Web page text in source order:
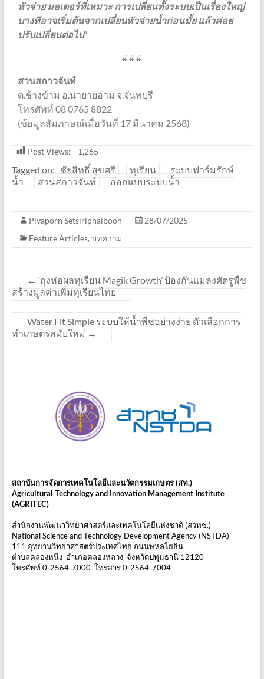
หัวจ่าย มอเตอร์ที่เหมาะ การเปลี่ยนทั้งระบบเป็นเรื่องใหญ่
บางทีอาจเริ่มต้นจากเปลี่ยนหัวจ่ายน้ำก่อนมั้ย แล้วค่อย
ปรับเปลี่ยนต่อไป”
# # #
สวนสกาวจันท์
ต.ช้างข้าม อ.นายายอาม จ.จันทบุรี
โทรศัพท์ 08 0765 8822
(ข้อมูลสัมภาษณ์เมื่อวันที่ 17 มีนาคม 2568)
Post Views: 1,265
Tagged on: ชัยสิทธิ์ สุขศรี ทุเรียน
ระบบฟาร์มรักษ์
น้ำ
สวนสกาวจันท์ ออกแบบระบบน้ำ
Piyaporn Setsiriphaiboon
28/07/2025
Feature Articles,บทความ
← ‘ถุงห่อผลทุเรียน Magik Growth’ ป้องกันแมลงศัตรูพืช
สร้างมูลค่าเพิ่มทุเรียนไทย
Water Fit Simple ระบบให้น้ำพืชอย่างง่าย ตัวเลือกการ
ทำเกษตรสมัยใหม่ →
สถาบันการจัดการเทคโนโลยีและนวัตกรรมเกษตร (สท.)
Agricultural Technology and Innovation Management Institute
(AGRITEC)
สำนักงานพัฒนาวิทยาศาสตร์และเทคโนโลยีแห่งชาติ (สวทช.)
National Science and Technology Development Agency (NSTDA)
111 อุทยานวิทยาศาสตร์ประเทศไทย ถนนพหลโยธิน
ตำบลคลองหนึ่ง อำเภอคลองหลวง จังหวัดปทุมธานี 12120
โทรศัพท์ 0-2564-7000 โทรสาร 0-2564-7004